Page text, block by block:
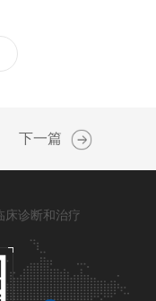
下一篇
床诊断和治疗